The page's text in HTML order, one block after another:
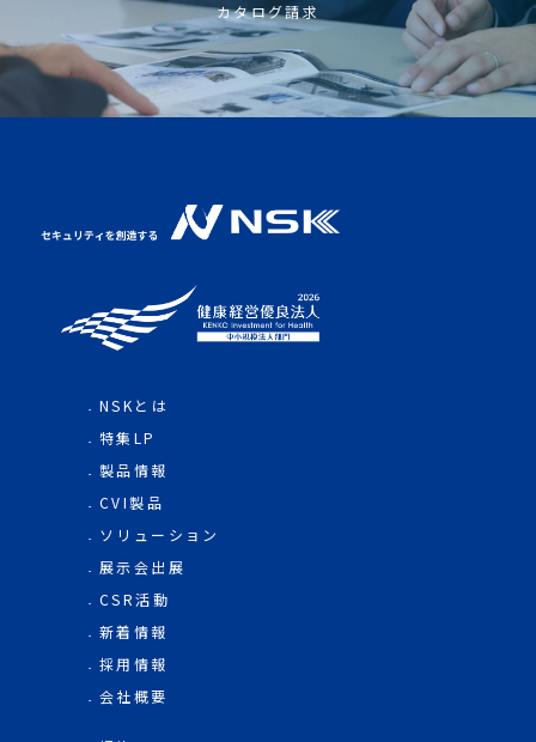
カタログ請求
NSKとは
特集LP
製品情報
CVI製品
ソリューション
展示会出展
CSR活動
新着情報
採用情報
会社概要